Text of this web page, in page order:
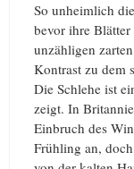
So unheimlich
bevor ihre
unzähligen
Kontrast zu dem
Die Schlehe ist
zeigt. In
Einbruch des
Frühling an,